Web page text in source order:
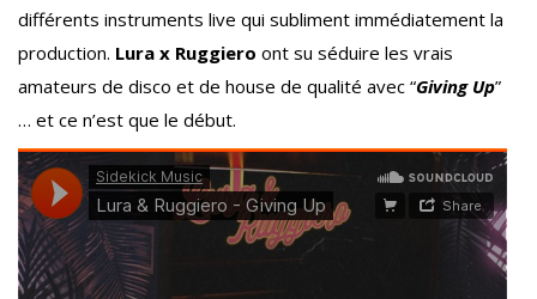
différents instruments live qui subliment immédiatement la
production. Lura x Ruggiero ont su séduire les vrais
amateurs de disco et de house de qualité avec “Giving Up”
… et ce n’est que le début.